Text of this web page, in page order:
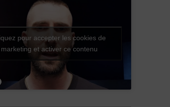
pour accepter les cookies de
marketing et activer ce contenu